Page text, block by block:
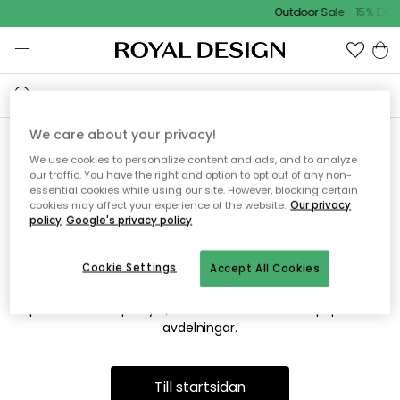
Outdoor Sale - 15%
Vi hittar tyvärr inte sidan du
söker
Detta kan bero på att sidan inte längre finns eller att den har
flyttats. Vi ber om ursäkt för besväret. I menyn ovan kan du
prova att söka på nytt, eller besöka en av våra populära
avdelningar.
Till startsidan
We care about your privacy!
We use cookies to personalize content and ads, and to analyze
our traffic. You have the right and option to opt out of any non-
essential cookies while using our site. However, blocking certain
cookies may affect your experience of the website. Our privacy
policy Google's privacy policy
Accept All Cookies
Cookie Settings